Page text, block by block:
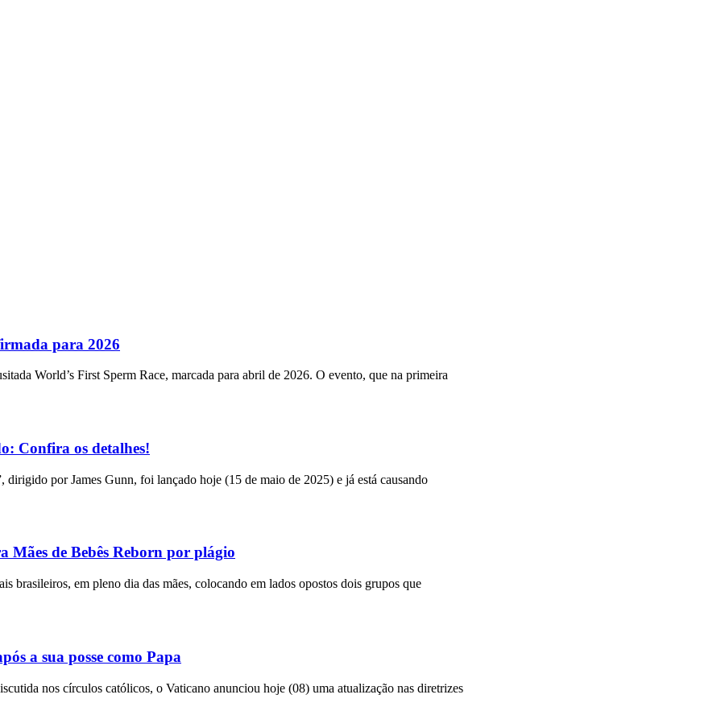
para 2026
World’s First Sperm Race, marcada para abril de 2026. O evento, que na primeira
Confira os detalhes!
por James Gunn, foi lançado hoje (15 de maio de 2025) e já está causando
Mães de Bebês Reborn por plágio
brasileiros, em pleno dia das mães, colocando em lados opostos dois grupos que
a sua posse como Papa
nos círculos católicos, o Vaticano anunciou hoje (08) uma atualização nas diretrizes